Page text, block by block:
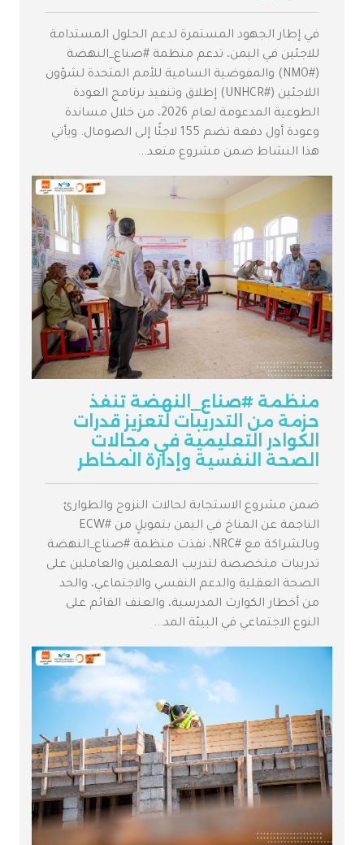
في إطار الجهود المستمرة لدعم الحلول المستدامة
للاجئين في اليمن، تدعم منظمة #صناع_النهضة
(#NMO) والمفوضية السامية للأمم المتحدة لشؤون
اللاجئين (#UNHCR) إطلاق وتنفيذ برنامج العودة
الطوعية المدعومة لعام 2026، من خلال مساندة
وعودة أول دفعة تضم 155 لاجئًا إلى الصومال. ويأتي
هذا النشاط ضمن مشروع متعد...
منظمة #صناع_النهضة تنفذ
حزمة من التدريبات لتعزيز قدرات
الكوادر التعليمية في مجالات
الصحة النفسية وإدارة المخاطر
ضمن مشروع الاستجابة لحالات النزوح والطوارئ
الناجمة عن المناخ في اليمن بتمويلٍ من #ECW
وبالشراكة مع #NRC، نفذت منظمة #صناع_النهضة
تدريبات متخصصة لتدريب المعلمين والعاملين على
الصحة العقلية والدعم النفسي والاجتماعي، والحد
من أخطار الكوارث المدرسية، والعنف القائم على
النوع الاجتماعي في البيئة المد...